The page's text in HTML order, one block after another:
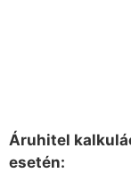
Áruhitel
esetén: